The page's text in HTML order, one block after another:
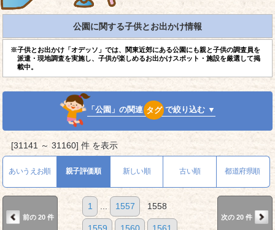
公園に関する子供とお出かけ情報
※子供とお出かけ「オデッソ」では、関東近郊にある公園にも親と子供の調査員を
派遣・現地調査を実施し、子供が楽しめるお出かけスポット・施設を厳選して掲
載中。
「公園」の関連 タグ で絞り込む ▼
[31141 ～ 31160] 件 を表示
あいうえお順 親子評価順 新しい順 古い順 都道府県順
前の 20 件
1 ... 1557 1558
次の 20 件